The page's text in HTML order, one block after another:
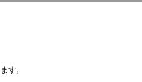
す。